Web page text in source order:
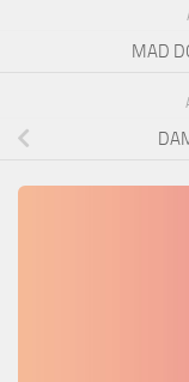
MAD